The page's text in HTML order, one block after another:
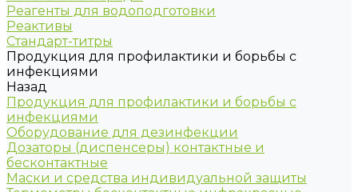
Реагенты для водоподготовки
Реактивы
Стандарт-титры
Продукция для профилактики и борьбы с
инфекциями
Назад
Продукция для профилактики и борьбы с
инфекциями
Оборудование для дезинфекции
Дозаторы (диспенсеры) контактные и
бесконтактные
Маски и средства индивидуальной защиты